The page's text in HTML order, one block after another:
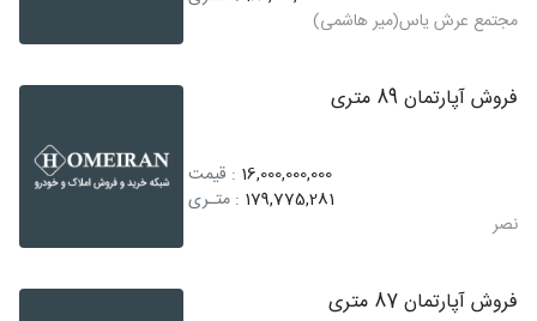
مجتمع عرش یاس(میر هاشمی)
فروش آپارتمان 89 متری
16,000,000,000 : قیمت
179,775,281 : متـری
نصر
فروش آپارتمان 87 متری